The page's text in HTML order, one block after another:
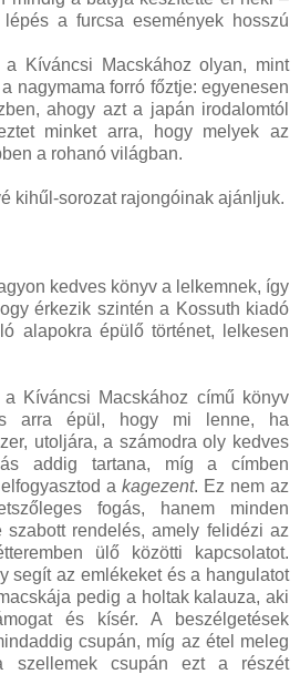
a furcsa események hosszú
Kíváncsi Macskához olyan, mint
nagymama forró főztje: egyenesen
ahogy azt a japán irodalomtól
minket arra, hogy melyek az
a rohanó világban.
kihűl-sorozat rajongóinak ajánljuk.
kedves könyv a lelkemnek, így
érkezik szintén a Kossuth kiadó
alapokra épülő történet, lelkesen
Kíváncsi Macskához című könyv
arra épül, hogy mi lenne, ha
utoljára, a számodra oly kedves
addig tartana, míg a címben
a kagezent. Ez nem az
fogás, hanem minden
szabott rendelés, amely felidézi az
ülő közötti kapcsolatot.
segít az emlékeket és a hangulatot
pedig a holtak kalauza, aki
és kísér. A beszélgetések
csupán, míg az étel meleg
szellemek csupán ezt a részét